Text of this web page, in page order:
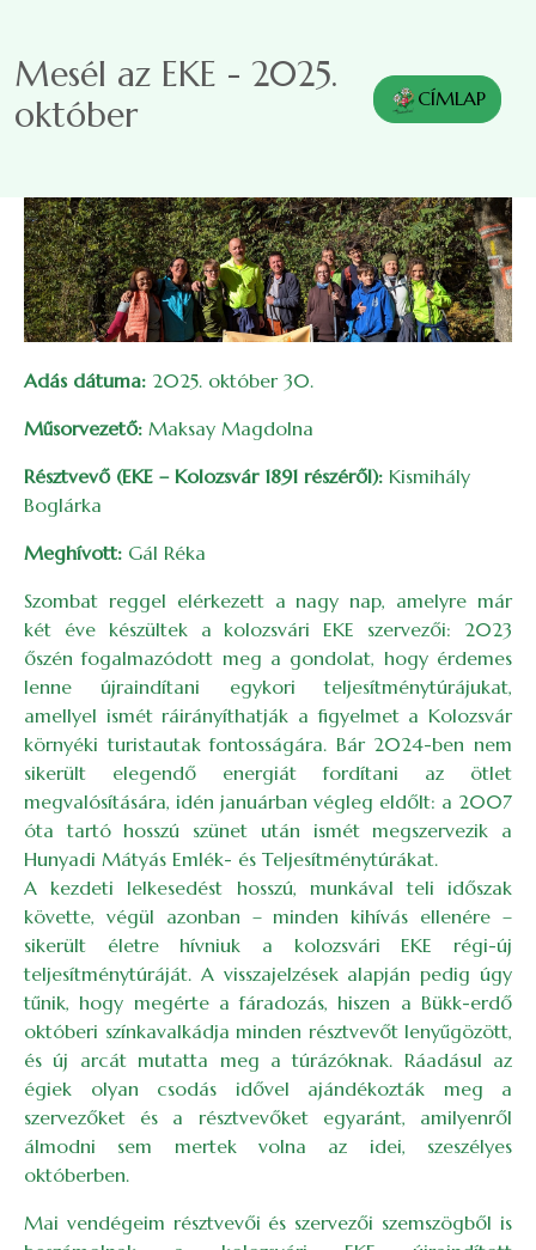
Mesél az EKE - 2025.
október
CÍMLAP
Adás dátuma: 2025. október 30.
Műsorvezető: Maksay Magdolna
Résztvevő (EKE – Kolozsvár 1891 részéről): Kismihály
Boglárka
Meghívott: Gál Réka
Szombat reggel elérkezett a nagy nap, amelyre már
két éve készültek a kolozsvári EKE szervezői: 2023
őszén fogalmazódott meg a gondolat, hogy érdemes
lenne újraindítani egykori teljesítménytúrájukat,
amellyel ismét ráirányíthatják a figyelmet a Kolozsvár
környéki turistautak fontosságára. Bár 2024-ben nem
sikerült elegendő energiát fordítani az ötlet
megvalósítására, idén januárban végleg eldőlt: a 2007
óta tartó hosszú szünet után ismét megszervezik a
Hunyadi Mátyás Emlék- és Teljesítménytúrákat.
A kezdeti lelkesedést hosszú, munkával teli időszak
követte, végül azonban – minden kihívás ellenére –
sikerült életre hívniuk a kolozsvári EKE régi-új
teljesítménytúráját. A visszajelzések alapján pedig úgy
tűnik, hogy megérte a fáradozás, hiszen a Bükk-erdő
októberi színkavalkádja minden résztvevőt lenyűgözött,
és új arcát mutatta meg a túrázóknak. Ráadásul az
égiek olyan csodás idővel ajándékozták meg a
szervezőket és a résztvevőket egyaránt, amilyenről
álmodni sem mertek volna az idei, szeszélyes
októberben.
Mai vendégeim résztvevői és szervezői szemszögből is